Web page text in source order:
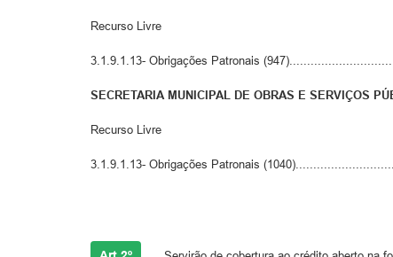
Recurso Livre
3.1.9.1.13- Obrigações Patronais
SECRETARIA MUNICIPAL DE OBRAS E SERVIÇOS
Recurso Livre
3.1.9.1.13- Obrigações Patronais